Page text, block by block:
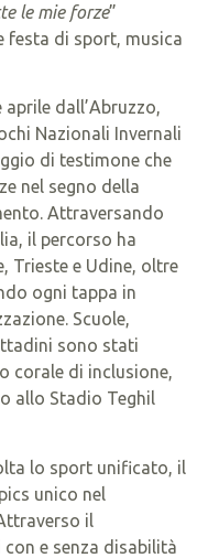
le mie forze”
festa di sport, musica
dall’Abruzzo,
Nazionali Invernali
di testimone che
nel segno della
Attraversando
il percorso ha
Trieste e Udine, oltre
ogni tappa in
Scuole,
sono stati
corale di inclusione,
allo Stadio Teghil
lo sport unificato, il
unico nel
il
con e senza disabilità